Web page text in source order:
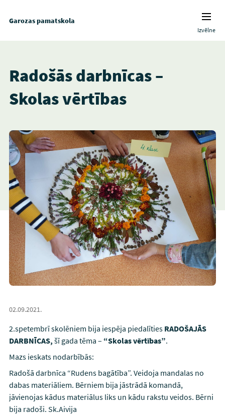
Garozas pamatskola
Izvēlne
Radošās darbnīcas –
Skolas vērtības
02.09.2021.
2.spetembrī skolēniem bija iespēja piedalīties RADOŠAJĀS
DARBNĪCAS, šī gada tēma – “Skolas vērtības”.
Mazs ieskats nodarbībās:
Radošā darbnīca “Rudens bagātība”. Veidoja mandalas no
dabas materiāliem. Bērniem bija jāstrādā komandā,
jāvienojas kādus materiālus liks un kādu rakstu veidos. Bērni
bija radoši. Sk.Aivija